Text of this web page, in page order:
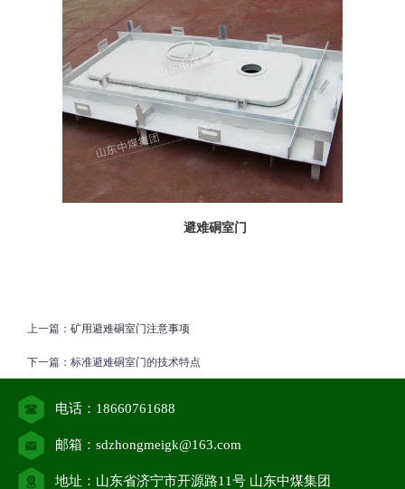
避难硐室门
上一篇： 矿用避难硐室门注意事项
下一篇： 标准避难硐室门的技术特点
电话：18660761688
邮箱：sdzhongmeigk@163.com
地址：山东省济宁市开源路11号 山东中煤集团